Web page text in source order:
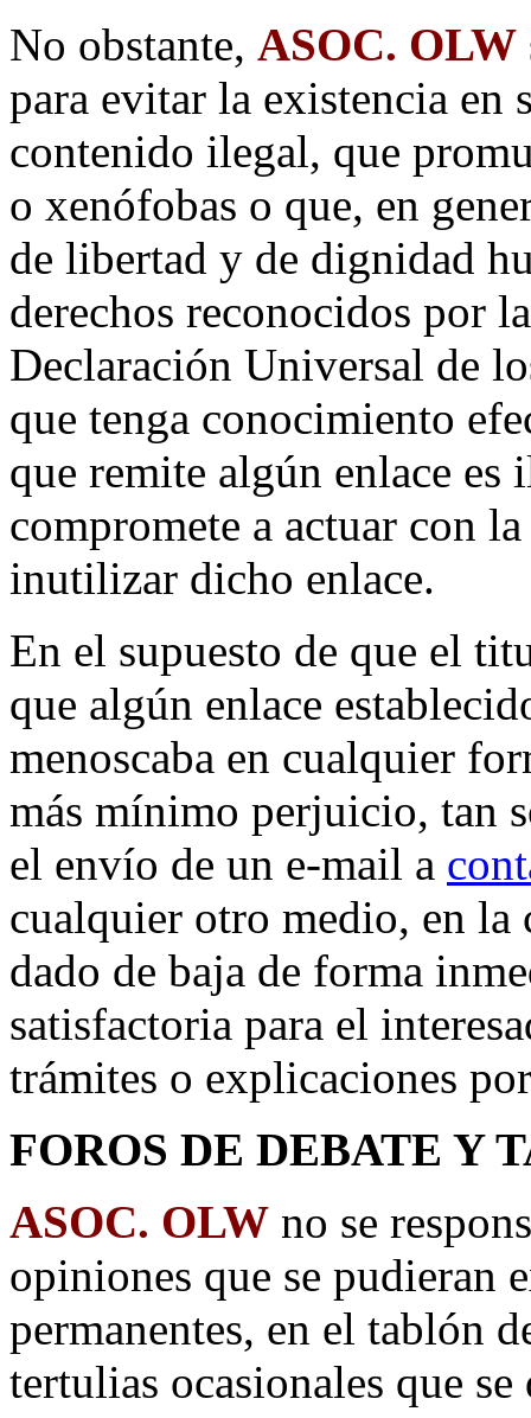
No obstante, ASOC. OLW
para evitar la existencia en
contenido ilegal, que
o xenófobas o que, en
de libertad y de dignidad
derechos reconocidos por
Declaración Universal de
que tenga conocimiento
que remite algún enlace
compromete a actuar con
inutilizar dicho enlace.
En el supuesto de que el
que algún enlace
menoscaba en cualquier
más mínimo perjuicio, tan
el envío de un e-mail a
cualquier otro medio, en la
dado de baja de forma
satisfactoria para el
trámites o explicaciones
FOROS DE DEBATE Y
ASOC. OLW no se
opiniones que se pudieran
permanentes, en el tablón
tertulias ocasionales que